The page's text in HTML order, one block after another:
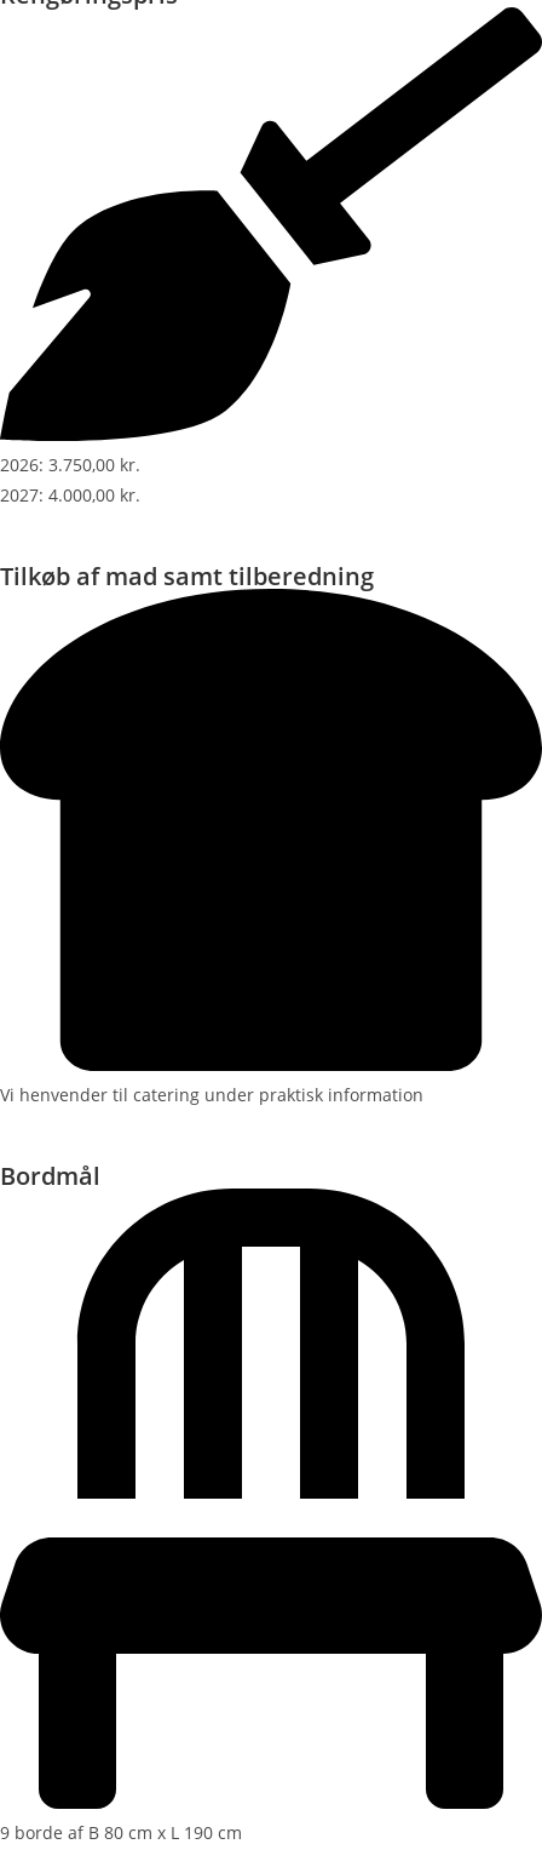
2026: 3.750,00 kr.
2027: 4.000,00 kr.
Tilkøb af mad samt tilberedning
Vi henvender til catering under praktisk information
Bordmål
9 borde af B 80 cm x L 190 cm